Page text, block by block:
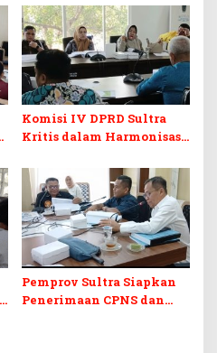
Ikuti Lomba Bola Gotong
Komisi IV DPRD Sultra
Kritis dalam Harmonisasi
Perubahan APBD 2026
Pemprov Sultra Siapkan
Penerimaan CPNS dan